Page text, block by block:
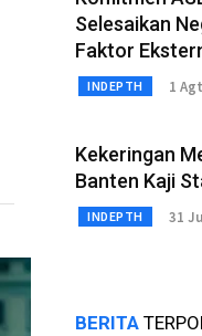
Selesaikan
Faktor
INDEPTH 1
Kekeringan
Banten Kaji
INDEPTH 31
BERITA